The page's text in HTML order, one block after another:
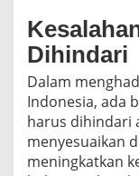
Dihindari
Dalam
Indonesia, ada
harus dihindari
menyesuaikan
meningkatkan